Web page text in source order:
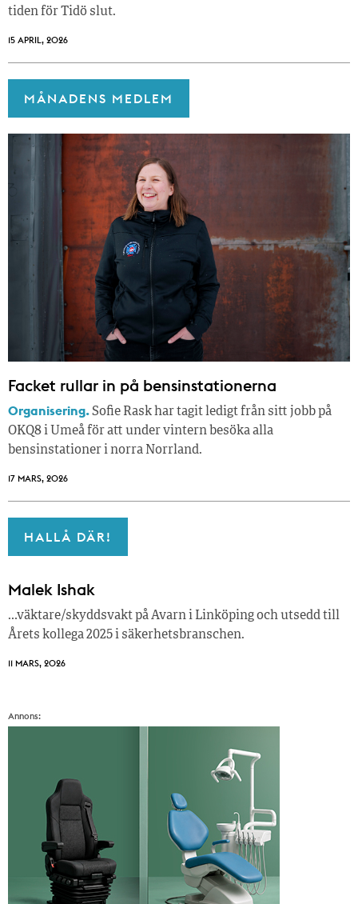
tiden för Tidö slut.
15 APRIL, 2026
MÅNADENS MEDLEM
Facket rullar in på bensinstationerna
Organisering.Sofie Rask har tagit ledigt från sitt jobb på
OKQ8 i Umeå för att under vintern besöka alla
bensinstationer i norra Norrland.
17 MARS, 2026
HALLÅ DÄR!
Malek Ishak
…väktare/skyddsvakt på Avarn i Linköping och utsedd till
Årets kollega 2025 i säkerhetsbranschen.
11 MARS, 2026
Annons: